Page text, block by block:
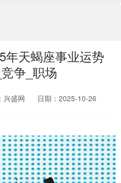
年天蝎座事业运势
争_职场
兴盛网
日期：2025-10-26